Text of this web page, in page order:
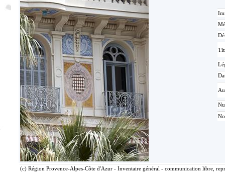
(c) Région Provence-Alpes-Côte d'Azur - Inventaire général - communication libre,